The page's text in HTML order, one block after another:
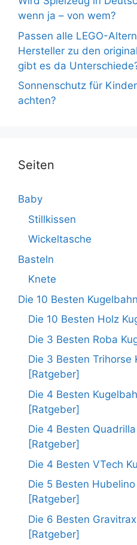
wenn ja – von wem?
Passen alle LEGO-
Hersteller zu den
gibt es da
Sonnenschutz für
achten?
Seiten
Baby
Stillkissen
Wickeltasche
Basteln
Knete
Die 10 Besten
Die 10 Besten Holz
Die 3 Besten Roba
Die 3 Besten Trihorse
[Ratgeber]
Die 4 Besten
[Ratgeber]
Die 4 Besten
[Ratgeber]
Die 4 Besten VTech
Die 5 Besten
[Ratgeber]
Die 6 Besten
[Ratgeber]